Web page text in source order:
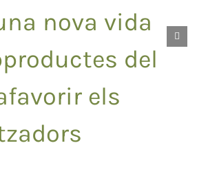
nova vida
del
els